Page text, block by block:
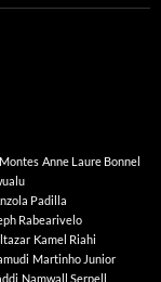
Anne Laure Bonnel
Padilla
Rabearivelo
Kamel Riahi
Martinho Junior
Namwall Serpell